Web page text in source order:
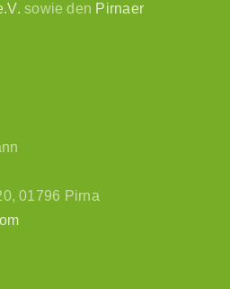
sowie den Pirnaer
01796 Pirna